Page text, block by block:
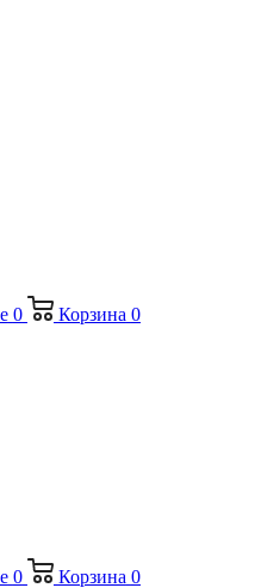
0 Корзина 0
0 Корзина 0